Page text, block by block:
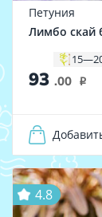
Петуния
Лимбо скай
93 .00 i
4.8